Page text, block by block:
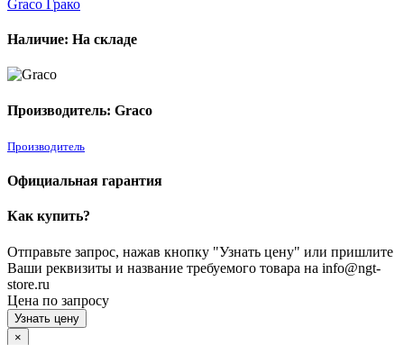
Наличие: На складе
Производитель: Graco
Производитель
Официальная гарантия
Как купить?
Отправьте запрос, нажав кнопку "Узнать цену" или пришлите
Ваши реквизиты и название требуемого товара на info@ngt-
store.ru
Цена по запросу
Узнать цену
×